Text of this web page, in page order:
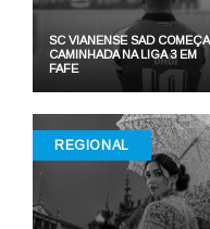
SC VIANENSE SAD COMEÇA
CAMINHADA NA LIGA 3 EM
FAFE
REGIONAL